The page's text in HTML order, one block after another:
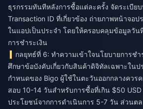
ธุรกรรมทันทีหลังการซื้อแต่ละครั้ง จัดระเบีย
Transaction ID ที่เกี่ยวข้อง ถ่ายภาพหน้าจอป
ในแอปเป็นประจำ โดยให้ครอบคลุมข้อมูลวัน
การชำระเงิน
กลยุทธ์ที่ 6: ทำความเข้าใจนโยบายการช
ศึกษาข้อบังคับเกี่ยวกับสินค้าดิจิทัลเฉพาะใน
กำหนดของ Bigo ผู้ใช้ในตะวันออกกลางควร
สอบ 10-14 วันสำหรับการซื้อที่เกิน $50
ประโยชน์จากการดำเนินการ 5-7 วัน ส่วนตล